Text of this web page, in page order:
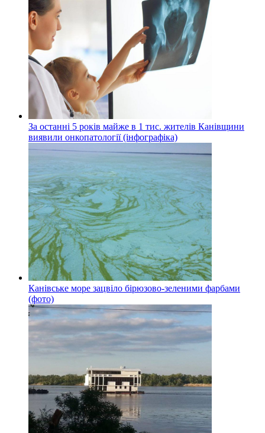
За останні 5 років майже в 1 тис. жителів Канівщини
виявили онкопатології (інфографіка)
Канівське море зацвіло бірюзово-зеленими фарбами
(фото)